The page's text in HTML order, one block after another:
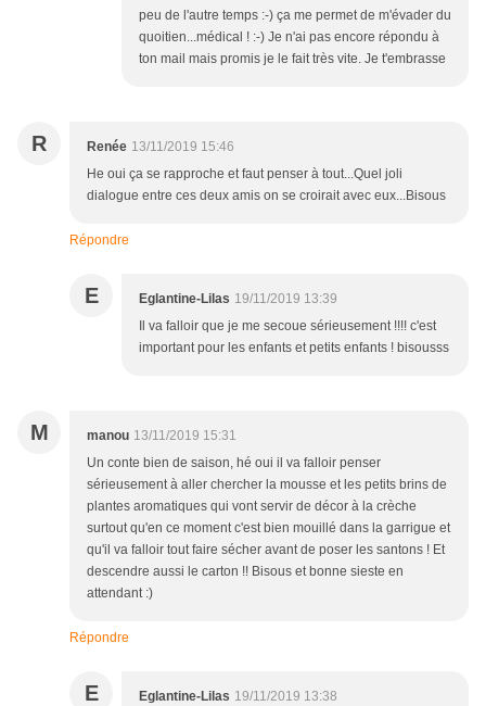
peu de l'autre temps :-) ça me permet de m'évader du
quoitien...médical ! :-) Je n'ai pas encore répondu à
ton mail mais promis je le fait très vite. Je t'embrasse
R Renée 13/11/2019 15:46
He oui ça se rapproche et faut penser à tout...Quel joli
dialogue entre ces deux amis on se croirait avec eux...Bisous
Répondre
E Eglantine-Lilas 19/11/2019 13:39
Il va falloir que je me secoue sérieusement !!!! c'est
important pour les enfants et petits enfants ! bisousss
M manou 13/11/2019 15:31
Un conte bien de saison, hé oui il va falloir penser
sérieusement à aller chercher la mousse et les petits brins de
plantes aromatiques qui vont servir de décor à la crèche
surtout qu'en ce moment c'est bien mouillé dans la garrigue et
qu'il va falloir tout faire sécher avant de poser les santons ! Et
descendre aussi le carton !! Bisous et bonne sieste en
attendant :)
Répondre
E Eglantine-Lilas 19/11/2019 13:38